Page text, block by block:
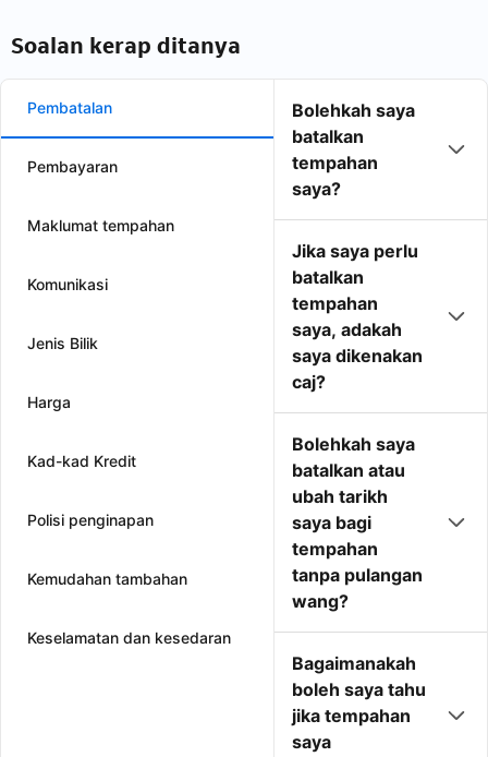
Soalan kerap ditanya
Pembatalan
Pembayaran
Maklumat tempahan
Komunikasi
Jenis Bilik
Harga
Kad-kad Kredit
Polisi penginapan
Kemudahan tambahan
Keselamatan dan kesedaran
Bolehkah saya
batalkan
tempahan
saya?
Jika saya perlu
batalkan
tempahan
saya, adakah
saya dikenakan
caj?
Bolehkah saya
batalkan atau
ubah tarikh
saya bagi
tempahan
tanpa pulangan
wang?
Bagaimanakah
boleh saya tahu
jika tempahan
saya